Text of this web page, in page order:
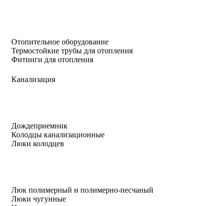
Отопительное оборудование
Термостойкие трубы для отопления
Фитинги для отопления
Канализация
Дождеприемник
Колодцы канализационные
Люки колодцев
Люк полимерный и полимерно-песчаный
Люки чугунные